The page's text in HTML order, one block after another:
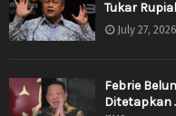
Tukar
July 27, 2026
Febrie
Ditetapkan